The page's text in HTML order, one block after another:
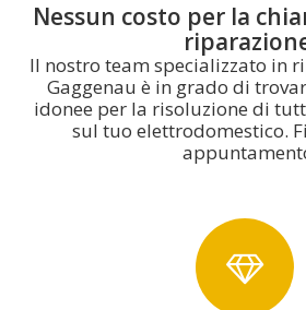
Nessun costo per la
Il nostro team specializzato in
Gaggenau è in grado di
idonee per la risoluzione di
sul tuo elettrodomestico.